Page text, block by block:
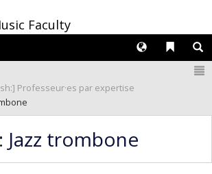
Faculty
Liens
Langues
Professeur·es par expertise
Jazz trombone